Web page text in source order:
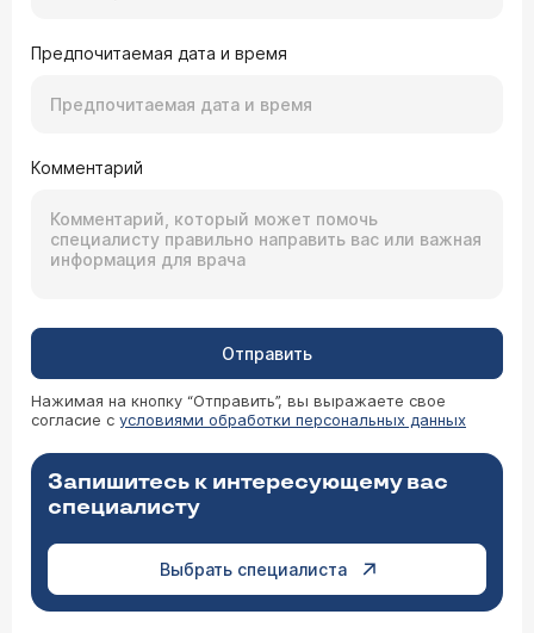
Предпочитаемая дата и время
Комментарий
Отправить
Нажимая на кнопку “Отправить”, вы выражаете свое
согласие с условиями обработки персональных данных
Запишитесь к интересующему вас
специалисту
Выбрать специалиста